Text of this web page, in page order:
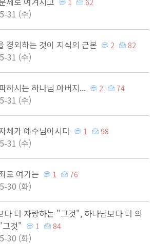
1 62
31 (수)
경외하는 것이 지식의 근본 2 82
31 (수)
하시는 하나님 아버지... 2 74
31 (수)
체가 예수님이시다 1 98
31 (수)
로 여기는 1 76
30 (화)
다 더 자랑하는 "그것", 하나님보다 더 의
그것"
1 84
30 (화)